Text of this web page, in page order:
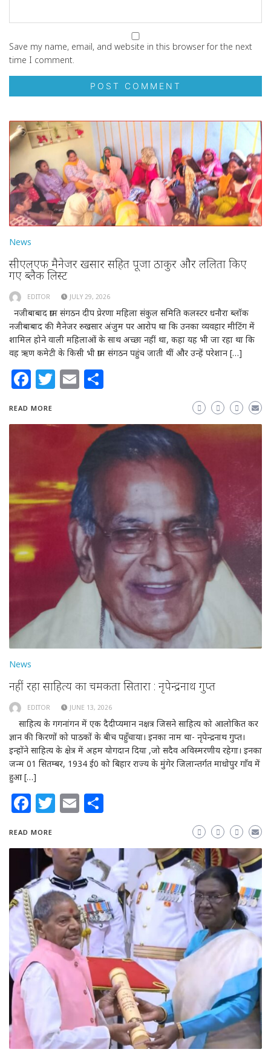
Save my name, email, and website in this browser for the next
time I comment.
News
सीएलएफ मैनेजर रुखसार सहित पूजा ठाकुर और ललिता किए
गए ब्लैक लिस्ट
EDITOR JULY 29, 2026
नजीबाबाद ग्राम संगठन दीप प्रेरणा महिला संकुल समिति कलस्टर धनौरा ब्लॉक
नजीबाबाद की मैनेजर रुखसार अंजुम पर आरोप था कि उनका व्यवहार मीटिंग में
शामिल होने वाली महिलाओं के साथ अच्छा नहीं था, कहा यह भी जा रहा था कि
वह ऋण कमेटी के किसी भी ग्राम संगठन पहुंच जाती थीं और उन्हें परेशान […]
Facebook
Twitter
Email
READ MORE
News
नहीं रहा साहित्य का चमकता सितारा : नृपेन्द्रनाथ गुप्त
EDITOR JUNE 13, 2026
साहित्य के गगनांगन में एक दैदीप्यमान नक्षत्र जिसने साहित्य को आलोकित कर
ज्ञान की किरणों को पाठकों के बीच पहुँचाया। इनका नाम था- नृपेन्द्रनाथ गुप्त।
इन्होंने साहित्य के क्षेत्र में अहम योगदान दिया ,जो सदैव अविस्मरणीय रहेगा। इनका
जन्म 01 सितम्बर, 1934 ई0 को बिहार राज्य के मुंगेर जिलान्तर्गत माधोपुर गाँव में
हुआ […]
Facebook
Twitter
Email
READ MORE